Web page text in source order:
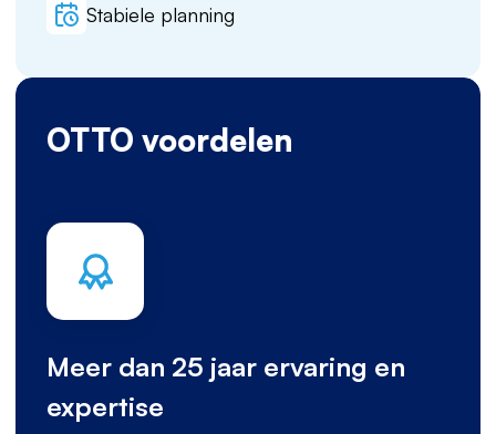
Stabiele planning
OTTO voordelen
Meer dan 25 jaar ervaring en
expertise